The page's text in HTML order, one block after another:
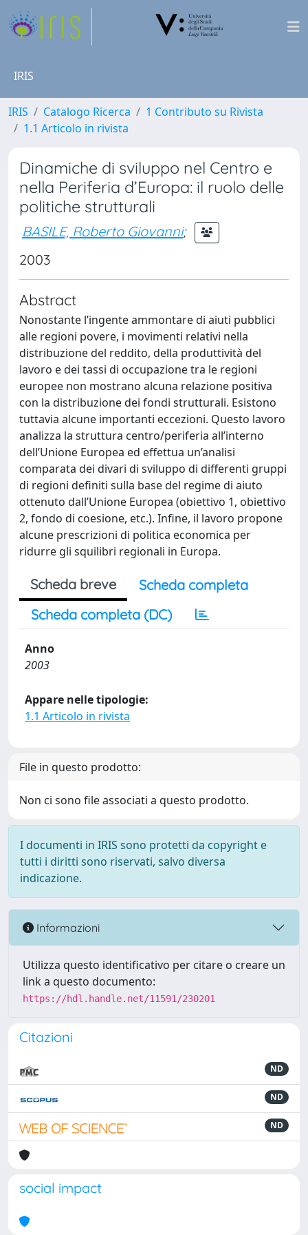
IRIS
IRIS Catalogo Ricerca
1 Contributo su Rivista
1.1 Articolo in rivista
Dinamiche di sviluppo nel Centro e
nella Periferia d’Europa: il ruolo delle
politiche strutturali
BASILE, Roberto Giovanni;
2003
Abstract
Nonostante l’ingente ammontare di aiuti pubblici
alle regioni povere, i movimenti relativi nella
distribuzione del reddito, della produttività del
lavoro e dei tassi di occupazione tra le regioni
europee non mostrano alcuna relazione positiva
con la distribuzione dei fondi strutturali. Esistono
tuttavia alcune importanti eccezioni. Questo lavoro
analizza la struttura centro/periferia all’interno
dell’Unione Europea ed effettua un’analisi
comparata dei divari di sviluppo di differenti gruppi
di regioni definiti sulla base del regime di aiuto
ottenuto dall’Unione Europea (obiettivo 1, obiettivo
2, fondo di coesione, etc.). Infine, il lavoro propone
alcune prescrizioni di politica economica per
ridurre gli squilibri regionali in Europa.
Scheda breve
Scheda completa
Scheda completa (DC)
Anno
2003
Appare nelle tipologie:
1.1 Articolo in rivista
File in questo prodotto:
Non ci sono file associati a questo prodotto.
I documenti in IRIS sono protetti da copyright e
tutti i diritti sono riservati, salvo diversa
indicazione.
Informazioni
Utilizza questo identificativo per citare o creare un
link a questo documento:
https://hdl.handle.net/11591/230201
Citazioni
ND
ND
ND
social impact